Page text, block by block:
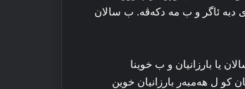
دبه‌ ئاگر و ب مه‌ دکه‌ڤه‌. ب سالان
یا بارزانیان و ب خوینا
کو ل هه‌مبه‌ر بارزانیان خوین